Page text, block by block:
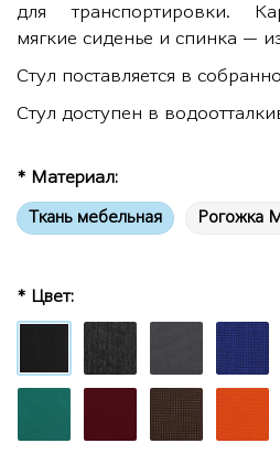
для транспортировки.
мягкие сиденье и спинка ―
Стул поставляется в
Стул доступен в
* Материал:
Ткань мебельная Рогожка
* Цвет: